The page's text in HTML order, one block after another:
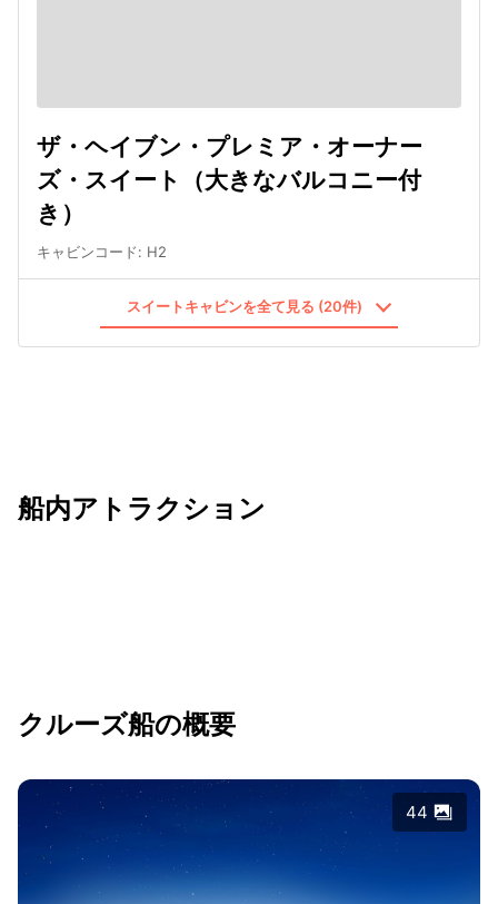
ザ・ヘイブン・プレミア・オーナー
ズ・スイート（大きなバルコニー付
き）
キャビンコード: H2
スイートキャビンを全て見る (20件)
船内アトラクション
クルーズ船の概要
44